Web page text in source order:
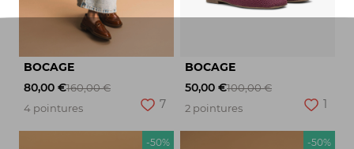
BOCAGE
80,00 €160,00 €
4 pointures
7
BOCAGE
50,00 €100,00 €
2 pointures
1
-50% -50%